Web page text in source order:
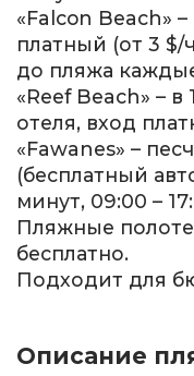
«Falcon Beach»
платный (от 3 $/
до пляжа
«Reef Beach» –
отеля, вход
«Fawanes» –
(бесплатный
минут, 09:00 –
Пляжные
бесплатно.
Подходит для
Описание